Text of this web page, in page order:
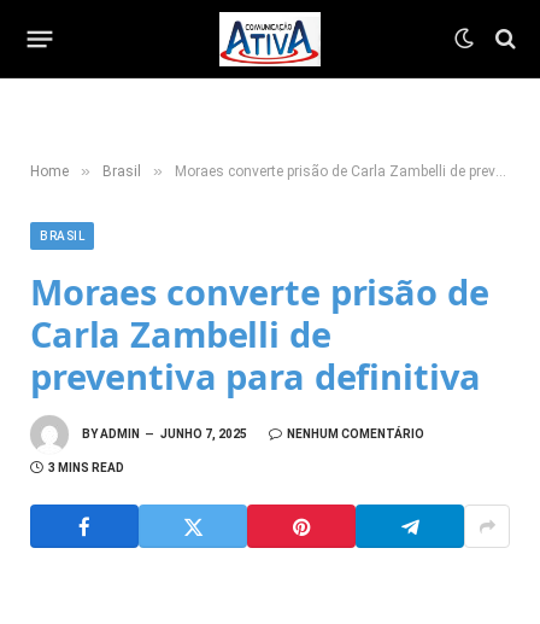
Home » Brasil » Moraes converte prisão de Carla Zambelli de preventiva para definitiva
BRASIL
Moraes converte prisão de
Carla Zambelli de
preventiva para definitiva
BYADMIN JUNHO 7, 2025 NENHUM COMENTÁRIO
3 MINS READ